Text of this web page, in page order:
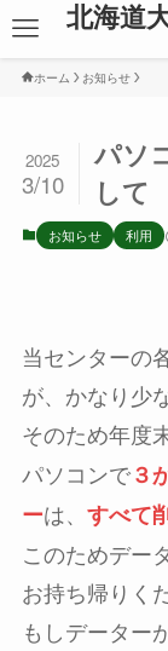
北海道
ホーム お知らせ
パソ
して
2025
3/10
お知らせ 利用
当センターの
が、かなり少
そのため年度
パソコンで３
ーは、 すべて
このためデー
お持ち帰りく
もしデーター